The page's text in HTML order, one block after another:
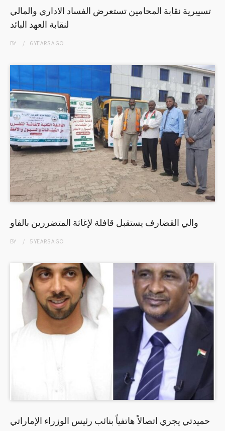
تسييرية نقابة المحامين تستعرض الفساد الاداري والمالي
لنقابة العهد البائد
BY 6 YEARSAGO
والي القضارف يستقبل قافلة لإغاثة المتضررين بالفاو
BY 5 YEARSAGO
حميدتي يجري اتصالاً هاتفياً بنائب رئيس الوزراء الإماراتي